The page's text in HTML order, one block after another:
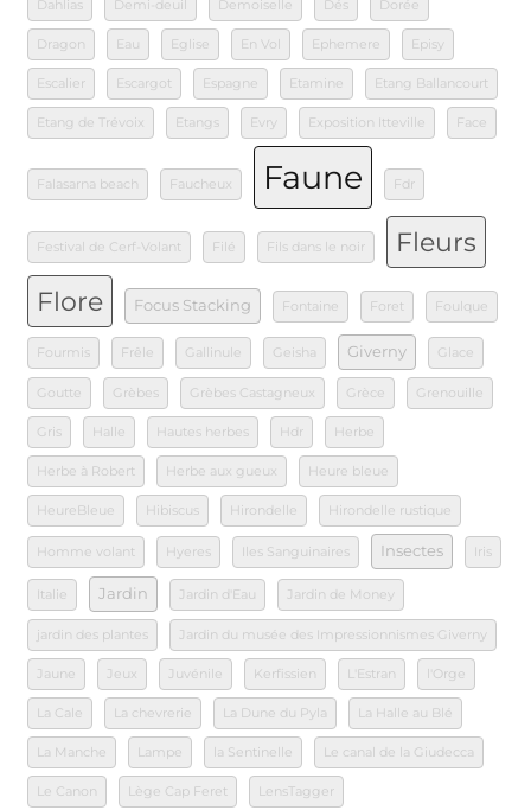
Dahlias Demi-deuil Demoiselle Dés Dorée
Dragon Eau Eglise En Vol Ephemere Episy
Escalier Escargot Espagne Etamine Etang Ballancourt
Etang de Trévoix Etangs Evry Exposition Itteville Face
Falasarna beach Faucheux Faune Fdr
Festival de Cerf-Volant Filé Fils dans le noir
Fleurs
Flore
Focus Stacking Fontaine Foret Foulque
Fourmis Frêle Gallinule Geisha Giverny Glace
Goutte Grèbes Grèbes Castagneux Grèce Grenouille
Gris Halle Hautes herbes Hdr Herbe
Herbe à Robert Herbe aux gueux Heure bleue
HeureBleue Hibiscus Hirondelle Hirondelle rustique
Homme volant Hyeres Iles Sanguinaires Insectes Iris
Italie Jardin Jardin d'Eau Jardin de Money
jardin des plantes Jardin du musée des Impressionnismes Giverny
Jaune Jeux Juvénile Kerfissien L'Estran l'Orge
La Cale La chevrerie La Dune du Pyla La Halle au Blé
La Manche Lampe la Sentinelle Le canal de la Giudecca
Le Canon Lège Cap Feret LensTagger